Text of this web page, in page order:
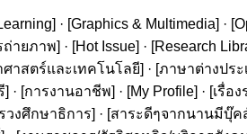
] · [Graphics & Multimedia] · [
ถ่ายภาพ] · [Hot Issue] · [Research
ศาสตร์และเทคโนโลยี] · [ภาษาต่างประ
] · [การงานอาชีพ] · [My Profile] · [เรื่อ
วงศึกษาธิการ] · [สาระดีๆจากนานมีบุ๊ค